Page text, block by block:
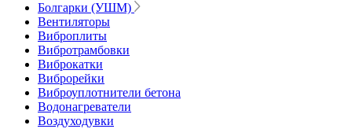
Болгарки (УШМ)
Вентиляторы
Виброплиты
Вибротрамбовки
Виброкатки
Виброрейки
Виброуплотнители бетона
Водонагреватели
Воздуходувки